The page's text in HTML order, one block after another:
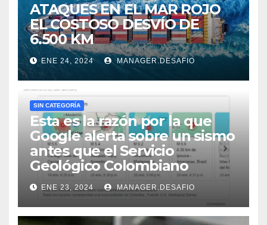
ATAQUES EN EL MAR ROJO
EL COSTOSO DESVÍO DE
6.500 KM
ENE 24, 2024 MANAGER.DESAFIO
SIN CATEGORÍA
Esta es la razón por la que
Google alerta sobre un sismo
antes que el Servicio
Geológico Colombiano
ENE 23, 2024 MANAGER.DESAFIO